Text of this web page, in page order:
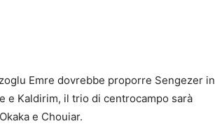
Emre dovrebbe proporre Sengezer in
e Kaldirim, il trio di centrocampo sarà
e Chouiar.